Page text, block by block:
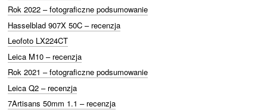
Rok 2022 – fotograficzne podsumowanie
Hasselblad 907X 50C – recenzja
Leofoto LX224CT
Leica M10 – recenzja
Rok 2021 – fotograficzne podsumowanie
Leica Q2 – recenzja
7Artisans 50mm 1.1 – recenzja